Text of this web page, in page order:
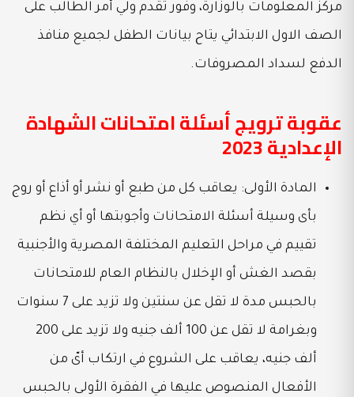
مركز المعلومات بالوزارة، وفور تقدم ولي أمر الطالب على
الصف الاول الابتدائي يتاح بيانات الطفل لجميع منافذ
الدفع لسداد المصروفات.
عقوبة ترويج أسئلة امتحانات الشهادة
الإعدادية 2023
المادة الأولى: يعاقب كل من طبع أو نشر أو أذاع أو روج
بأى وسيلة أسئلة الامتحانات وأجوبتها أو أي نظم
تقييم في مراحل التعليم المختلفة المصرية والأجنبية
بقصد الغش أو الإخلال بالنظام العام للامتحانات
بالحبس مدة لا تقل عن سنتين ولا تزيد على 7 سنوات
وبغرامة لا تقل عن 100 ألف جنيه ولا تزيد على 200
ألف جنيه، يعاقب على الشروع في ارتكاب أىّ من
الأفعال المنصوص عليها في الفقرة الأولى بالحبس